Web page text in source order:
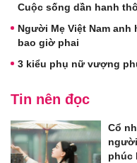
Cuộc sống dần hanh
Người Mẹ Việt Nam
bao giờ phai
3 kiểu phụ nữ vượng
Tin nên đọc
Cổ
phúc